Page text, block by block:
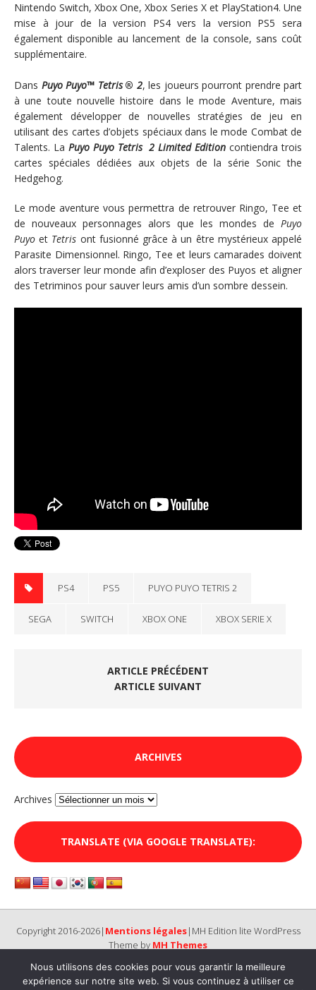
Nintendo Switch, Xbox One, Xbox Series X et PlayStation4. Une
mise à jour de la version PS4 vers la version PS5 sera
également disponible au lancement de la console, sans coût
supplémentaire.
Dans Puyo Puyo™ Tetris ® 2, les joueurs pourront prendre part
à une toute nouvelle histoire dans le mode Aventure, mais
également développer de nouvelles stratégies de jeu en
utilisant des cartes d’objets spéciaux dans le mode Combat de
Talents. La Puyo Puyo Tetris 2 Limited Editioncontiendra trois
cartes spéciales dédiées aux objets de la série Sonic the
Hedgehog.
Le mode aventure vous permettra de retrouver Ringo, Tee et
de nouveaux personnages alors que les mondes de Puyo
Puyoet Tetris ont fusionné grâce à un être mystérieux appelé
Parasite Dimensionnel. Ringo, Tee et leurs camarades doivent
alors traverser leur monde afin d’exploser des Puyos et aligner
des Tetriminos pour sauver leurs amis d’un sombre dessein.
PS4 PS5 PUYO PUYO TETRIS 2
SEGA SWITCH XBOX ONE XBOX SERIE X
ARTICLE PRÉCÉDENT
ARTICLE SUIVANT
ARCHIVES
Archives
TRANSLATE (VIA GOOGLE TRANSLATE):
Copyright 2016-2026| Mentions légales|MH Edition lite WordPress
Theme by MH Themes
Nous utilisons des cookies pour vous garantir la meilleure
expérience sur notre site web. Si vous continuez à utiliser ce